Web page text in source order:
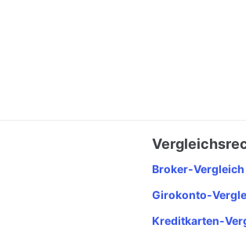
Broker-Vergleich
Girokonto-
Kreditkarten-